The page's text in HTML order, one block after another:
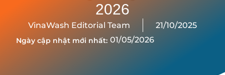
2026
VinaWash Editorial Team 21/10/2025
Ngày cập nhật mới nhất: 01/05/2026